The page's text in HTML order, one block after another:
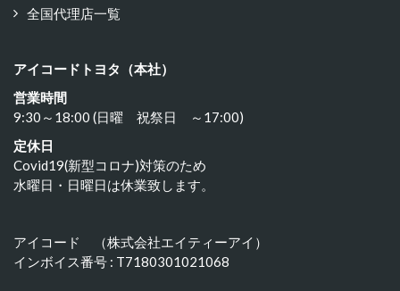
全国代理店一覧
アイコードトヨタ（本社）
営業時間
9:30～18:00 (日曜 祝祭日 ～17:00)
定休日
Covid19(新型コロナ)対策のため
水曜日・日曜日は休業致します。
アイコード （株式会社エイティーアイ）
インボイス番号 : T7180301021068